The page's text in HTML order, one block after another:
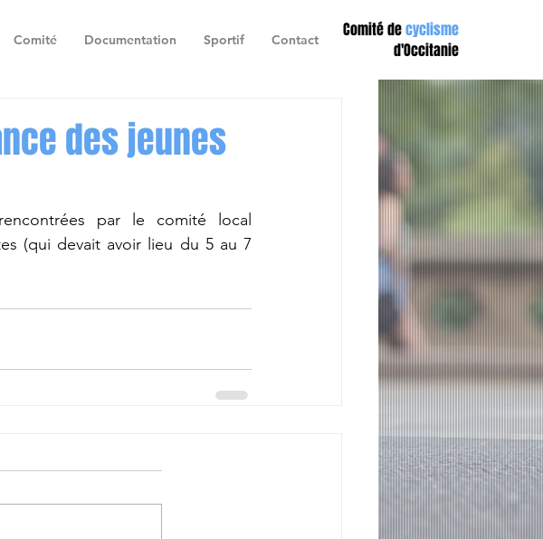
Comité Documentation Sportif Contact Comité decyclisme
d'Occitanie
des jeunes
par le comité local
(qui devait avoir lieu du 5 au 7